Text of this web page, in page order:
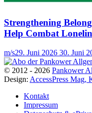
Strengthening
Help Combat
m/s29. Juni 2026 30. Juni
© 2012 - 2026 Pankower
Design: AccessPress Mag,
Kontakt
Impressum